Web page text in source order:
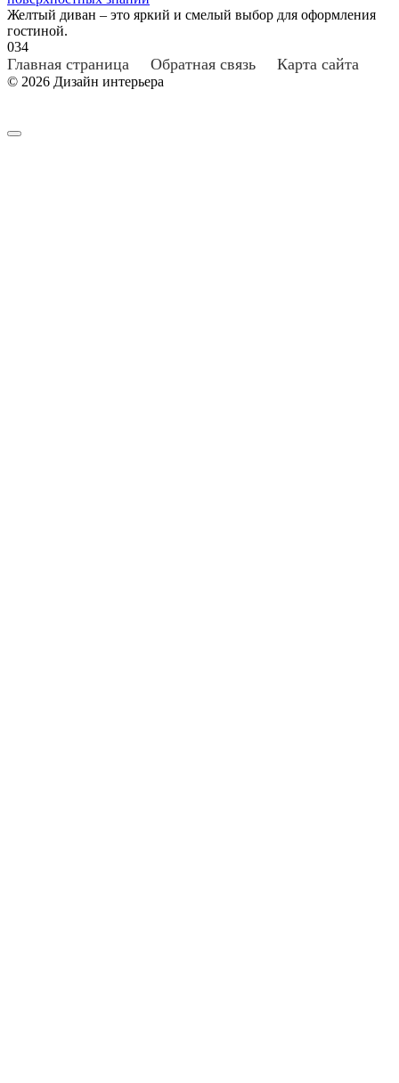
Желтый диван – это яркий и смелый выбор для оформления
гостиной.
034
Главная страница Обратная связь Карта сайта
© 2026 Дизайн интерьера